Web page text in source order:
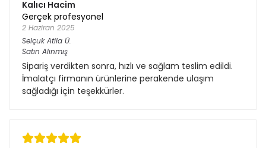
Kalıcı Hacim
Gerçek profesyonel
2 Haziran 2025
Selçuk Atila Ü.
Satın Alınmış
Sipariş verdikten sonra, hızlı ve sağlam teslim edildi.
İmalatçı firmanın ürünlerine perakende ulaşım
sağladığı için teşekkürler.